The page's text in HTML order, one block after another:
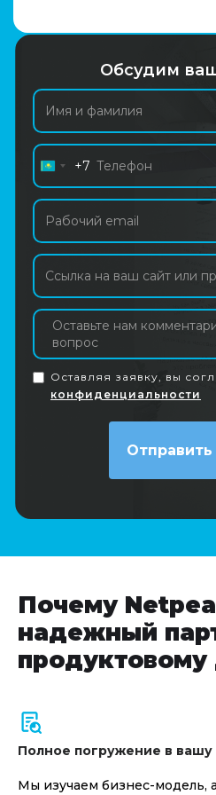
Обсудим
Kazakhstan
+7
+7
Оставляя заявку, вы
конфиденциальности
Почему
надежный
продуктовому
Полное погружение в
Мы изучаем бизнес-модель,